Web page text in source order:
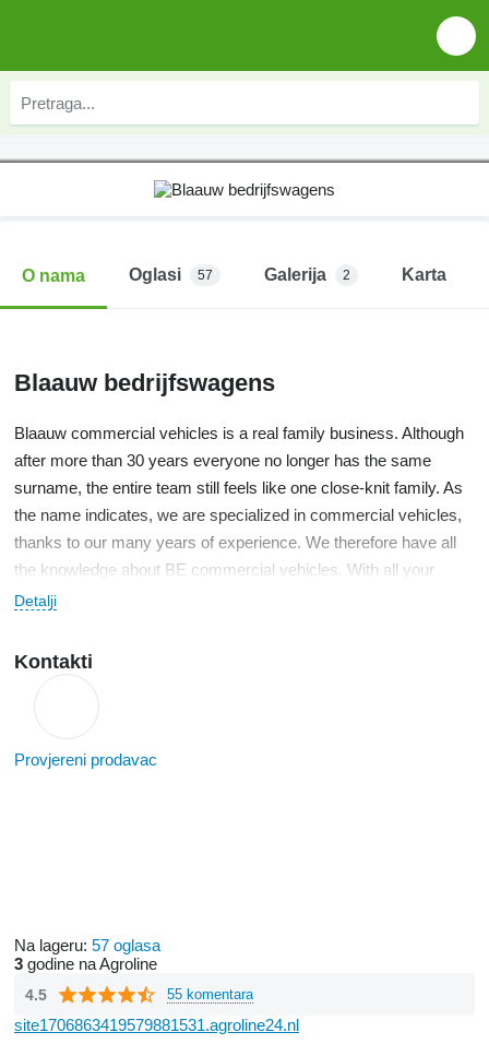
O nama Oglasi 57 Galerija 2 Karta
Blaauw bedrijfswagens
Blaauw commercial vehicles is a real family business. Although
after more than 30 years everyone no longer has the same
surname, the entire team still feels like one close-knit family. As
the name indicates, we are specialized in commercial vehicles,
thanks to our many years of experience. We therefore have all
the knowledge about BE commercial vehicles. With all your
questions about commercial vehicles, you have come to the
Detalji
Kontakti
Provjereni prodavac
Na lageru: 57 oglasa
3 godine na Agroline
4.5 55 komentara
site1706863419579881531.agroline24.nl